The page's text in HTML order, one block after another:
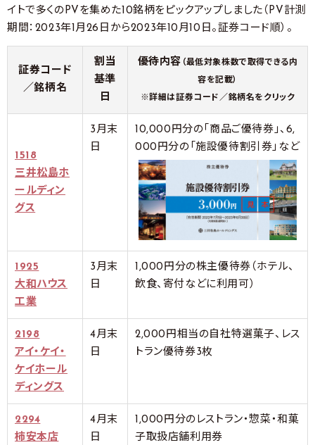
イトで多くのPVを集めた10銘柄をピックアップしました（PV計測
期間：2023年1月26日から2023年10月10日。証券コード順）。
証券コード
／銘柄名
割当
基準
日
優待内容 （最低対象株数で取得できる内
容を記載）
※詳細は証券コード／銘柄名をクリック
1518
三井松島ホ
ールディン
グス
3月末
日
10,000円分の「商品ご優待券」、6,
000円分の「施設優待割引券」など
1925
大和ハウス
工業
3月末
日
1,000円分の株主優待券（ホテル、
飲食、寄付などに利用可）
2198
アイ・ケイ・
ケイホール
ディングス
4月末
日
2,000円相当の自社特選菓子、レス
トラン優待券3枚
2294
柿安本店
4月末
日
1,000円分のレストラン・惣菜・和菓
子取扱店舗利用券